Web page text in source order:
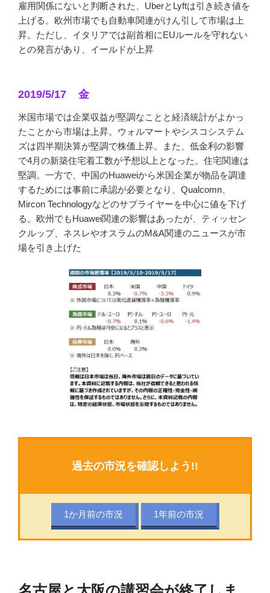
雇用関係にないと判断された、UberとLyftは引き続き値を
上げる。欧州市場でも自動車関連がけん引して市場は上
昇。ただし、イタリアでは副首相にEUルールを守れない
との発言があり、イールドが上昇
2019/5/17 金
米国市場では企業収益が堅調なことと経済統計がよかっ
たことから市場は上昇。ウォルマートやシスコシステム
ズは四半期決算が堅調で株価上昇。また、低金利の影響
で4月の新築住宅着工数が予想以上となった。住宅関連は
堅調。一方で、中国のHuaweiから米国企業が物品を調達
するためには事前に承認が必要となり、Qualcomn、
Mircon Technologyなどのサプライヤーを中心に値を下げ
る。欧州でもHuawei関連の影響はあったが、ティッセン
クルップ、ネスレやオスラムのM&A関連のニュースが市
場を引き上げた
過去の市況を確認しよう!!
1か月前の市況 1年前の市況